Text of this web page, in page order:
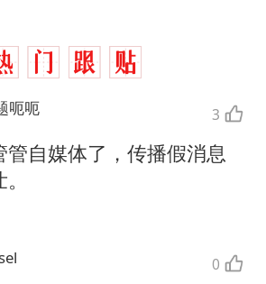
呃呃 3
管自媒体了，传播假消息
0